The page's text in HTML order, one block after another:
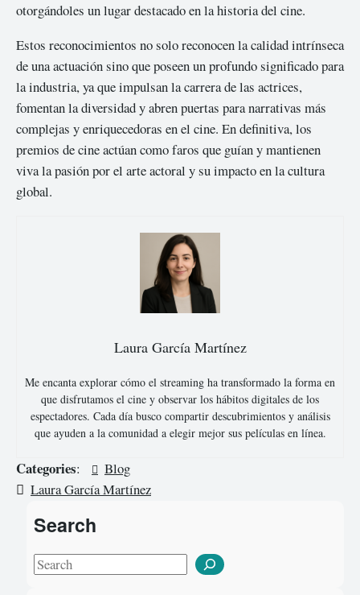
otorgándoles un lugar destacado en la historia del cine.
Estos reconocimientos no solo reconocen la calidad intrínseca
de una actuación sino que poseen un profundo significado para
la industria, ya que impulsan la carrera de las actrices,
fomentan la diversidad y abren puertas para narrativas más
complejas y enriquecedoras en el cine. En definitiva, los
premios de cine actúan como faros que guían y mantienen
viva la pasión por el arte actoral y su impacto en la cultura
global.
Laura García Martínez
Me encanta explorar cómo el streaming ha transformado la forma en
que disfrutamos el cine y observar los hábitos digitales de los
espectadores. Cada día busco compartir descubrimientos y análisis
que ayuden a la comunidad a elegir mejor sus películas en línea.
Categories:
Blog
Laura García Martínez
Search
S